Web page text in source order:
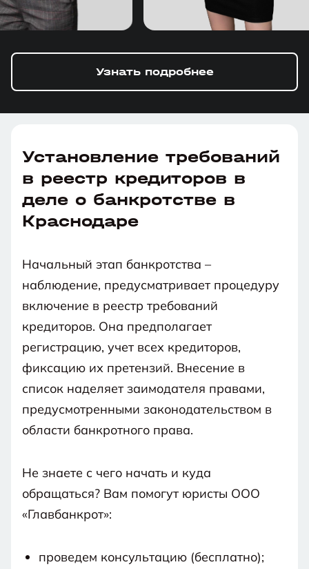
Узнать подробнее
Установление требований
в реестр кредиторов в
деле о банкротстве в
Краснодаре
Начальный этап банкротства –
наблюдение, предусматривает процедуру
включение в реестр требований
кредиторов. Она предполагает
регистрацию, учет всех кредиторов,
фиксацию их претензий. Внесение в
список наделяет заимодателя правами,
предусмотренными законодательством в
области банкротного права.
Не знаете с чего начать и куда
обращаться? Вам помогут юристы ООО
«Главбанкрот»:
проведем консультацию (бесплатно);